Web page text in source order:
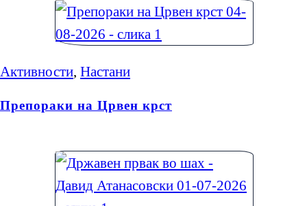
Активности, Настани
Препораки на Црвен крст